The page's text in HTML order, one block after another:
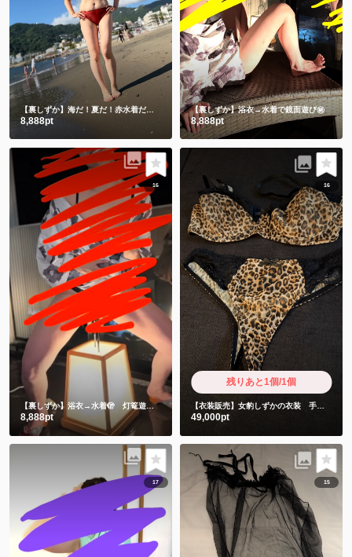
【裏しずか】海だ！夏だ！赤水着だー💗 朝の海最高💗
8,888pt
【裏しずか】浴衣→水着で鏡面遊び㊙️
8,888pt
16
【裏しずか】浴衣→水着🫣 灯篭遊び ギリギリ付いてません！当たってません🫣
8,888pt
16
残りあと1個/1個
【衣装販売】女豹しずかの衣装 手書きお手紙と限定ショート動画付き
49,000pt
17 15